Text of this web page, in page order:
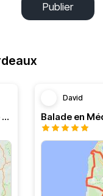
Publier
Boucle par Royan et descente par le Médoc
David